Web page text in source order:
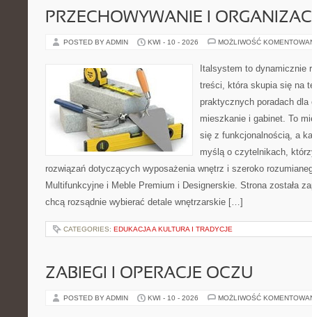
PRZECHOWYWANIE I
POSTED BY ADMIN KWI - 10 - 2026 MOŻLIWOŚĆ
Italsystem to dynamicznie
treści, która skupia się na
praktycznych poradach
mieszkanie i gabinet. To
się z funkcjonalnością, a
myślą o czytelnikach,
rozwiązań dotyczących wyposażenia wnętrz i szeroko
Multifunkcyjne i Meble Premium i Designerskie. Strona została
chcą rozsądnie wybierać detale wnętrzarskie […]
CATEGORIES: EDUKACJA A KULTURA I TRADYCJE
ZABIEGI I OPERACJE OCZU
POSTED BY ADMIN KWI - 10 - 2026 MOŻLIWOŚĆ